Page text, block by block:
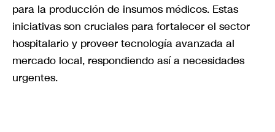
para la producción de insumos médicos. Estas
iniciativas son cruciales para fortalecer el sector
hospitalario y proveer tecnología avanzada al
mercado local, respondiendo así a necesidades
urgentes.